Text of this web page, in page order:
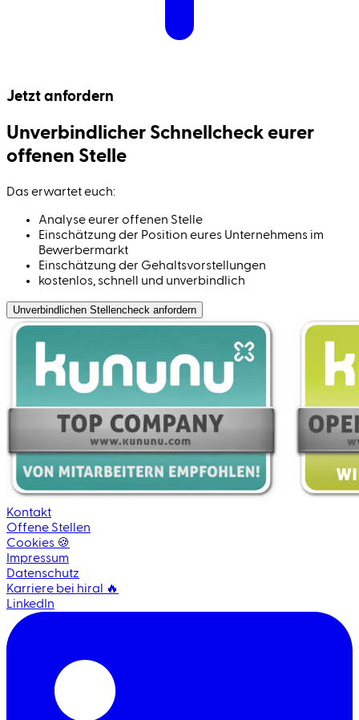
Jetzt anfordern
Unverbindlicher Schnell­check eurer
offenen Stelle
Das erwartet euch:
Analyse eurer offenen Stelle
Einschätzung der Position eures Unternehmens im
Bewerbermarkt
Einschätzung der Gehaltsvorstellungen
kostenlos, schnell und unverbindlich
Unverbindlichen Stellen­check anfordern
Kontakt
Offene Stellen
Cookies 🍪
Impressum
Datenschutz
Karriere bei hiral 🔥
LinkedIn